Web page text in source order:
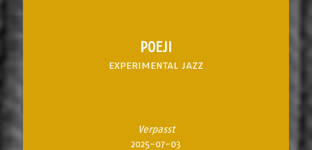
POEJI
experimental jazz
Verpasst
2025-07-03